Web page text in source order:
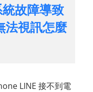
統故障導致
法視訊怎麼
LINE 接不到電